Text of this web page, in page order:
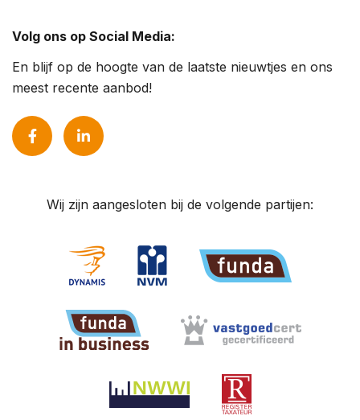
Volg ons op Social Media:
En blijf op de hoogte van de laatste nieuwtjes en ons
meest recente aanbod!
Wij zijn aangesloten bij de volgende partijen: